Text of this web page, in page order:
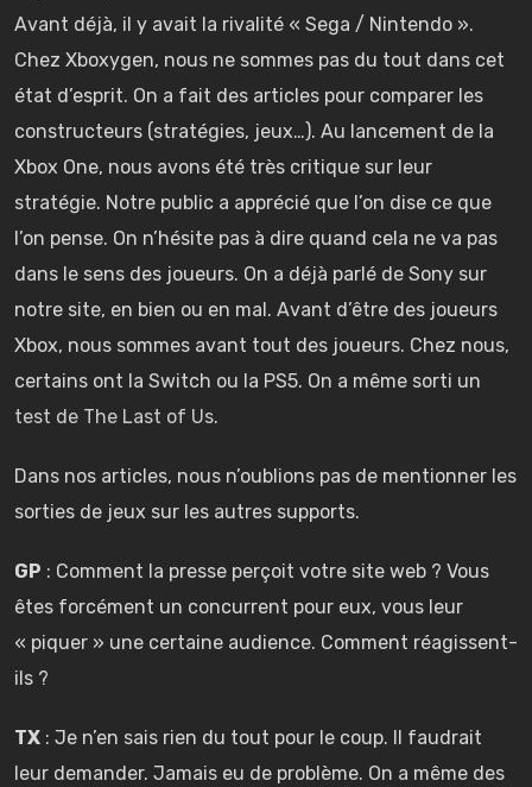
Avant déjà, il y avait la rivalité « Sega / Nintendo ».
Chez Xboxygen, nous ne sommes pas du tout dans cet
état d’esprit. On a fait des articles pour comparer les
constructeurs (stratégies, jeux…). Au lancement de la
Xbox One, nous avons été très critique sur leur
stratégie. Notre public a apprécié que l’on dise ce que
l’on pense. On n’hésite pas à dire quand cela ne va pas
dans le sens des joueurs. On a déjà parlé de Sony sur
notre site, en bien ou en mal. Avant d’être des joueurs
Xbox, nous sommes avant tout des joueurs. Chez nous,
certains ont la Switch ou la PS5. On a même sorti un
test de The Last of Us.
Dans nos articles, nous n’oublions pas de mentionner les
sorties de jeux sur les autres supports.
GP : Comment la presse perçoit votre site web ? Vous
êtes forcément un concurrent pour eux, vous leur
« piquer » une certaine audience. Comment réagissent-
ils ?
TX : Je n’en sais rien du tout pour le coup. Il faudrait
leur demander. Jamais eu de problème. On a même des